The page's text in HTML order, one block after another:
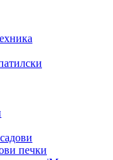
печки